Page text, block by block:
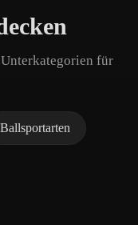
für
Ballsportarten